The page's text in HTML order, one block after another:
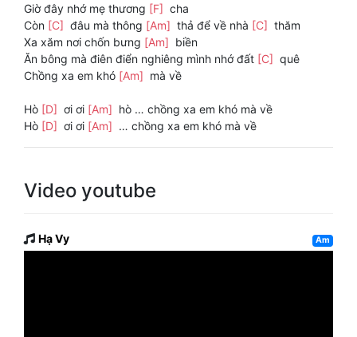
Giờ đây nhớ mẹ thương [F] cha
Còn [C] đâu mà thông [Am] thả để về nhà [C] thăm
Xa xăm nơi chốn bưng [Am] biền
Ăn bông mà điên điển nghiêng mình nhớ đất [C] quê
Chồng xa em khó [Am] mà về
Hò [D] ơi ơi [Am] hò … chồng xa em khó mà về
Hò [D] ơi ơi [Am] … chồng xa em khó mà về
Video youtube
Hạ Vy Am